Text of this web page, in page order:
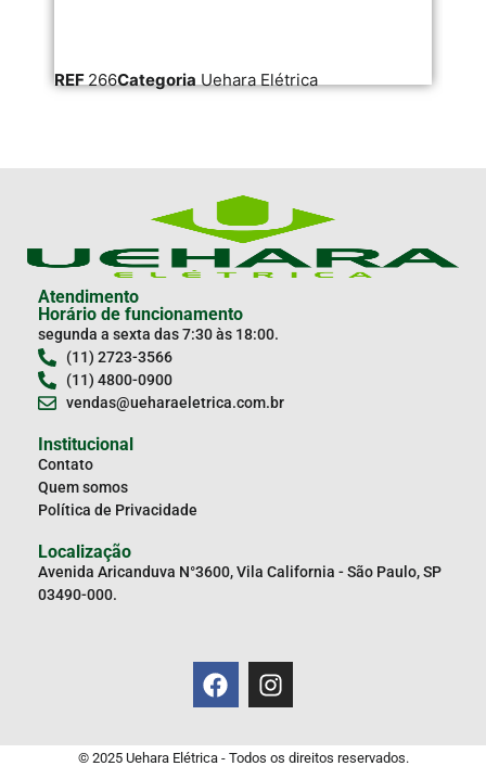
REF266Categoria Uehara Elétrica
Atendimento
Horário de funcionamento
segunda a sexta das 7:30 às 18:00.
(11) 2723-3566
(11) 4800-0900
vendas@ueharaeletrica.com.br
Institucional
Contato
Quem somos
Política de Privacidade
Localização
Avenida Aricanduva N°3600, Vila California - São Paulo, SP
03490-000.
© 2025 Uehara Elétrica - Todos os direitos reservados.